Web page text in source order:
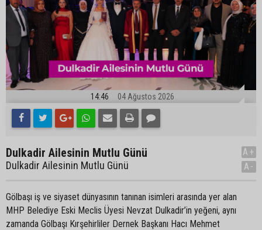
14:46 04 Ağustos 2026
Dulkadir Ailesinin Mutlu Günü
Dulkadir Ailesinin Mutlu Günü
A+
A-
Gölbaşı iş ve siyaset dünyasının tanınan isimleri arasında yer alan
MHP Belediye Eski Meclis Üyesi Nevzat Dulkadir’in yeğeni, aynı
zamanda Gölbaşı Kırşehirliler Dernek Başkanı Hacı Mehmet